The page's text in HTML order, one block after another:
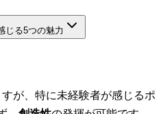
じる5つの魅力
が、特に未経験者が感じるポ